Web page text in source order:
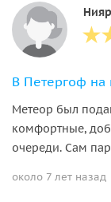
В Петергоф на
Метеор был
комфортные,
очереди. Сам
около 7 лет назад